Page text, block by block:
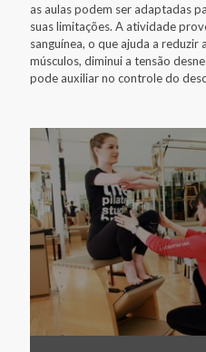
as aulas podem ser adaptadas
suas limitações. A atividade
sanguínea, o que ajuda a
músculos, diminui a tensão
pode auxiliar no controle do